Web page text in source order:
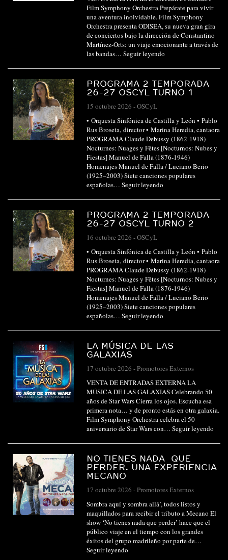
Film Symphony Orchestra Prepárate para vivir
una aventura inolvidable. Film Symphony
Orchestra presenta ODISEA, su nueva gran gira
de conciertos bajo la dirección de Constantino
Martínez-Orts: un viaje emocionante a través de
las bandas… Seguir leyendo
PROGRAMA 2 TEMPORADA
26-27 OSCYL TURNO 1
15 octubre 2026 -OSCyL
• Orquesta Sinfónica de Castilla y León • Pablo
Rus Broseta, director • Marina Heredia, cantaora
PROGRAMA Claude Debussy (1862-1918)
Nocturnes: Nuages y Fêtes [Nocturnos: Nubes y
Fiestas] Manuel de Falla (1876-1946)
Homenajes Manuel de Falla / Luciano Berio
(1925–2003) Siete canciones populares
españolas… Seguir leyendo
PROGRAMA 2 TEMPORADA
26-27 OSCYL TURNO 2
16 octubre 2026 -OSCyL
• Orquesta Sinfónica de Castilla y León • Pablo
Rus Broseta, director • Marina Heredia, cantaora
PROGRAMA Claude Debussy (1862-1918)
Nocturnes: Nuages y Fêtes [Nocturnos: Nubes y
Fiestas] Manuel de Falla (1876-1946)
Homenajes Manuel de Falla / Luciano Berio
(1925–2003) Siete canciones populares
españolas… Seguir leyendo
LA MÚSICA DE LAS
GALAXIAS
17 octubre 2026 -Promotores Externos
VENTA DE ENTRADAS EXTERNA LA
MÚSICA DE LAS GALAXIAS Celebrando 50
años de Star Wars Cierra los ojos. Escucha esa
primera nota… y de pronto estás en otra galaxia.
Film Symphony Orchestra celebra el 50
aniversario de Star Wars con… Seguir leyendo
NO TIENES NADA QUE
PERDER. UNA EXPERIENCIA
MECANO
17 octubre 2026 -Promotores Externos
Sombra aquí y sombra allá’, todos listos y
maquillados para recibir el tributo a Mecano El
show ‘No tienes nada que perder’ hace que el
público viaje en el tiempo con los grandes
éxitos del grupo madrileño por parte de…
Seguir leyendo